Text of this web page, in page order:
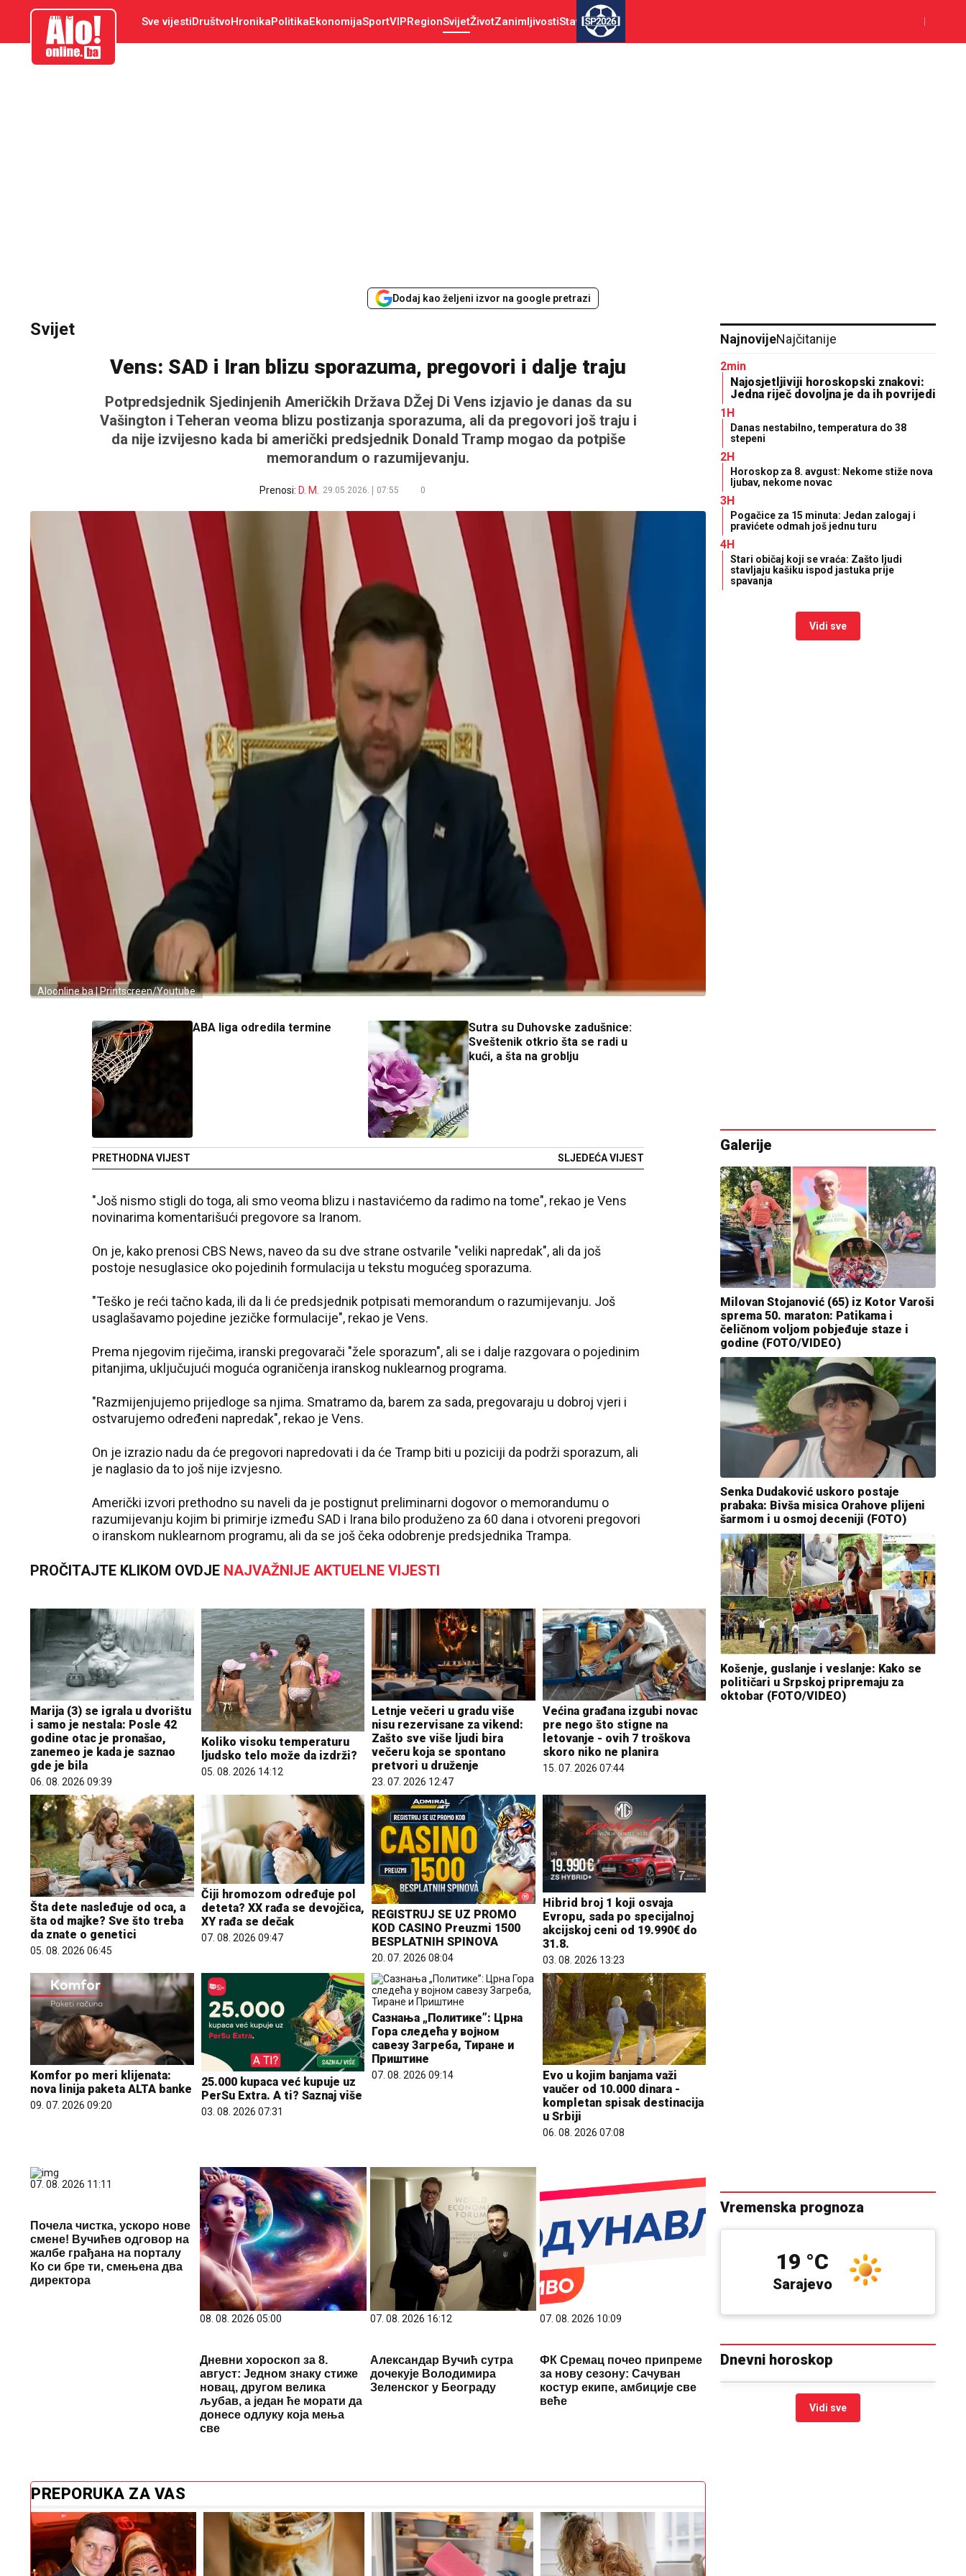
aloonline.ba Sve vijestiDruštvoHronikaPolitikaEkonomijaSportVIPRegionSvijetŽivotZanimljivostiStav SP2026
Dodaj kao željeni izvor na google pretrazi
Svijet
Vens: SAD i Iran blizu sporazuma, pregovori i dalje traju
Potpredsjednik Sjedinjenih Američkih Država DŽej Di Vens izjavio je danas da su
Vašington i Teheran veoma blizu postizanja sporazuma, ali da pregovori još traju i
da nije izvijesno kada bi američki predsjednik Donald Tramp mogao da potpiše
memorandum o razumijevanju.
Prenosi: D. M. 29.05.2026. 07:55 0
Aloonline.ba | Printscreen/Youtube
ABA liga odredila termine
PRETHODNA VIJEST
Sutra su Duhovske zadušnice:
Sveštenik otkrio šta se radi u
kući, a šta na groblju
SLJEDEĆA VIJEST
"Јoš nismo stigli do toga, ali smo veoma blizu i nastavićemo da radimo na tome", rekao je Vens
novinarima komentarišući pregovore sa Iranom.
On je, kako prenosi CBS News, naveo da su dve strane ostvarile "veliki napredak", ali da još
postoje nesuglasice oko pojedinih formulacija u tekstu mogućeg sporazuma.
"Teško je reći tačno kada, ili da li će predsjednik potpisati memorandum o razumijevanju. Јoš
usaglašavamo pojedine jezičke formulacije", rekao je Vens.
Prema njegovim riječima, iranski pregovarači "žele sporazum", ali se i dalje razgovara o pojedinim
pitanjima, uključujući moguća ograničenja iranskog nuklearnog programa.
"Razmijenjujemo prijedloge sa njima. Smatramo da, barem za sada, pregovaraju u dobroj vjeri i
ostvarujemo određeni napredak", rekao je Vens.
On je izrazio nadu da će pregovori napredovati i da će Tramp biti u poziciji da podrži sporazum, ali
je naglasio da to još nije izvjesno.
Američki izvori prethodno su naveli da je postignut preliminarni dogovor o memorandumu o
razumijevanju kojim bi primirje između SAD i Irana bilo produženo za 60 dana i otvoreni pregovori
o iranskom nuklearnom programu, ali da se još čeka odobrenje predsjednika Trampa.
PROČITAJTE KLIKOM OVDJE NAJVAŽNIJE AKTUELNE VIJESTI
Marija (3) se igrala u dvorištu
i samo je nestala: Posle 42
godine otac je pronašao,
zanemeo je kada je saznao
gde je bila
06. 08. 2026 09:39
Koliko visoku temperaturu
ljudsko telo može da izdrži?
05. 08. 2026 14:12
Letnje večeri u gradu više
nisu rezervisane za vikend:
Zašto sve više ljudi bira
večeru koja se spontano
pretvori u druženje
23. 07. 2026 12:47
Većina građana izgubi novac
pre nego što stigne na
letovanje - ovih 7 troškova
skoro niko ne planira
15. 07. 2026 07:44
Šta dete nasleđuje od oca, a
šta od majke? Sve što treba
da znate o genetici
05. 08. 2026 06:45
Čiji hromozom određuje pol
deteta? XX rađa se devojčica,
XY rađa se dečak
07. 08. 2026 09:47
REGISTRUJ SE UZ PROMO
KOD CASINO Preuzmi 1500
BESPLATNIH SPINOVA
20. 07. 2026 08:04
Hibrid broj 1 koji osvaja
Evropu, sada po specijalnoj
akcijskoj ceni od 19.990€ do
31.8.
03. 08. 2026 13:23
Komfor po meri klijenata:
nova linija paketa ALTA banke
09. 07. 2026 09:20
25.000 kupaca već kupuje uz
PerSu Extra. A ti? Saznaj više
03. 08. 2026 07:31
Сазнања „Политике”: Црна
Гора следећа у војном
савезу Загреба, Тиране и
Приштине
07. 08. 2026 09:14
Evo u kojim banjama važi
vaučer od 10.000 dinara -
kompletan spisak destinacija
u Srbiji
06. 08. 2026 07:08
07. 08. 2026 11:11
Почела чистка, ускоро нове
смене! Вучићев одговор на
жалбе грађана на порталу
Ко си бре ти, смењена два
директора
08. 08. 2026 05:00
Дневни хороскоп за 8.
август: Једном знаку стиже
новац, другом велика
љубав, а један ће морати да
донесе одлуку која мења
све
07. 08. 2026 16:12
Александар Вучић сутра
дочекује Володимира
Зеленског у Београду
07. 08. 2026 10:09
ФК Сремац почео припреме
за нову сезону: Сачуван
костур екипе, амбиције све
веће
PREPORUKA ZA VAS
NajnovijeNajčitanije
2min
Najosjetljiviji horoskopski znakovi:
Jedna riječ dovoljna je da ih povrijedi
1H
Danas nestabilno, temperatura do 38
stepeni
2H
Horoskop za 8. avgust: Nekome stiže nova
ljubav, nekome novac
3H
Pogačice za 15 minuta: Jedan zalogaj i
pravićete odmah još jednu turu
4H
Stari običaj koji se vraća: Zašto ljudi
stavljaju kašiku ispod jastuka prije
spavanja
Vidi sve
Galerije
Milovan Stojanović (65) iz Kotor Varoši
sprema 50. maraton: Patikama i
čeličnom voljom pobjeđuje staze i
godine (FOTO/VIDEO)
Senka Dudaković uskoro postaje
prabaka: Bivša misica Orahove plijeni
šarmom i u osmoj deceniji (FOTO)
Košenje, guslanje i veslanje: Kako se
političari u Srpskoj pripremaju za
oktobar (FOTO/VIDEO)
Vremenska prognoza
18 °C
Sarajevo
19 °C
Dnevni horoskop
Vidi sve